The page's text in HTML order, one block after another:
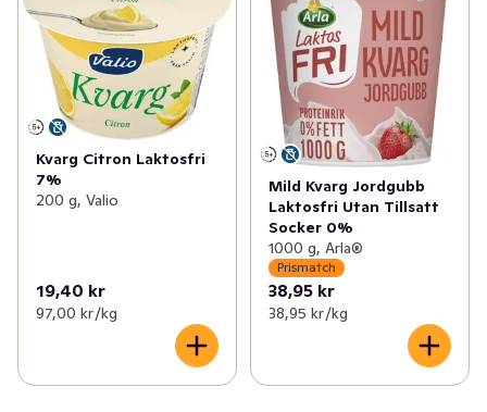
Kvarg Citron Laktosfri
7%
200 g, Valio
19,40 kr
97,00 kr /kg
Mild Kvarg Jordgubb
Laktosfri Utan Tillsatt
Socker 0%
1000 g, Arla®
Prismatch
38,95 kr
38,95 kr /kg